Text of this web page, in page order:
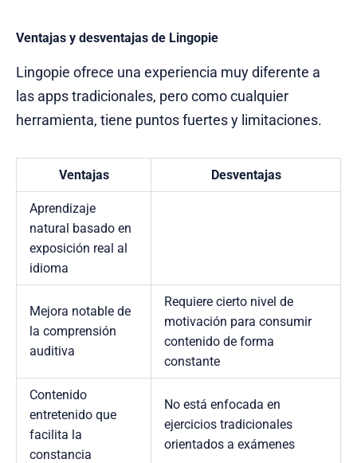
Ventajas y desventajas de Lingopie
Lingopie ofrece una experiencia muy diferente a
las apps tradicionales, pero como cualquier
herramienta, tiene puntos fuertes y limitaciones.
Ventajas Desventajas
Aprendizaje
natural basado en
exposición real al
idioma
Mejora notable de
la comprensión
auditiva
Requiere cierto nivel de
motivación para consumir
contenido de forma
constante
Contenido
entretenido que
facilita la
constancia
No está enfocada en
ejercicios tradicionales
orientados a exámenes